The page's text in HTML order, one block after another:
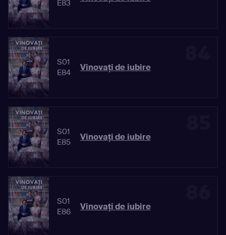
E83
S01
E84
Vinovaţi de iubire
S01
E85
Vinovaţi de iubire
S01
E86
Vinovaţi de iubire